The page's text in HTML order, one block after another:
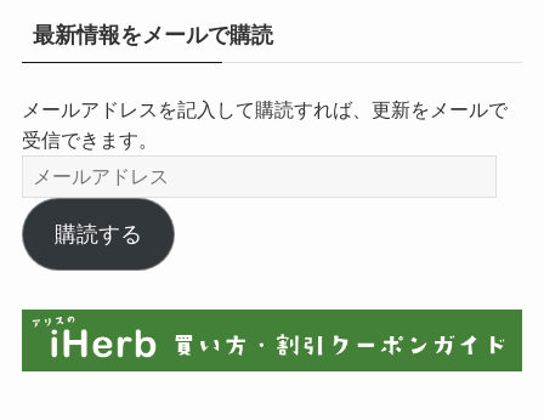
最新情報をメールで購読
メールアドレスを記入して購読すれば、更新をメールで
受信できます。
メ
ー
ル
ア
レ
購読する